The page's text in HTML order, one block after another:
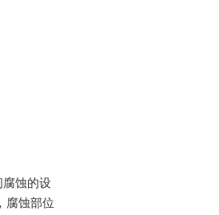
腐蚀的设
腐蚀部位